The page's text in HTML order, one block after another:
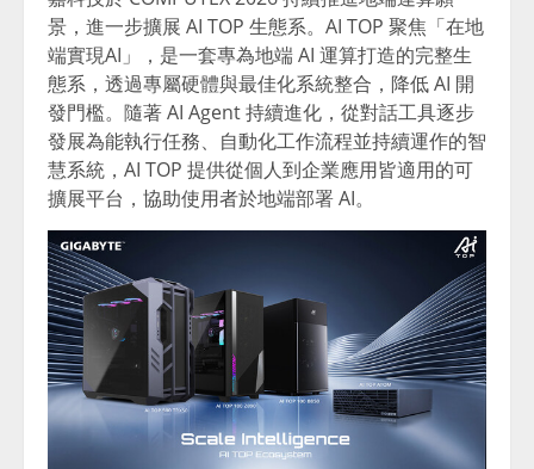
景，進一步擴展 AI TOP 生態系。AI TOP 聚焦「在地
端實現AI」，是一套專為地端 AI 運算打造的完整生
態系，透過專屬硬體與最佳化系統整合，降低 AI 開
發門檻。隨著 AI Agent 持續進化，從對話工具逐步
發展為能執行任務、自動化工作流程並持續運作的智
慧系統，AI TOP 提供從個人到企業應用皆適用的可
擴展平台，協助使用者於地端部署 AI。